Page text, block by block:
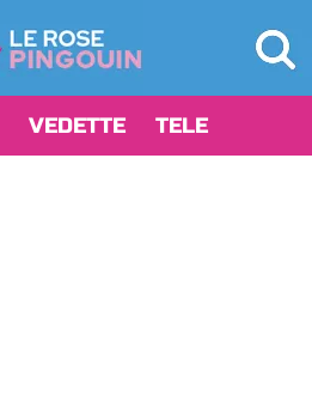
VEDETTE TELE